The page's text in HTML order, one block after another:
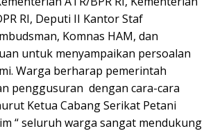
RI, Deputi II Kantor Staf
Komnas HAM, dan
untuk menyampaikan persoalan
Warga berharap pemerintah
penggusuran dengan cara-cara
Ketua Cabang Serikat Petani
“ seluruh warga sangat mendukung